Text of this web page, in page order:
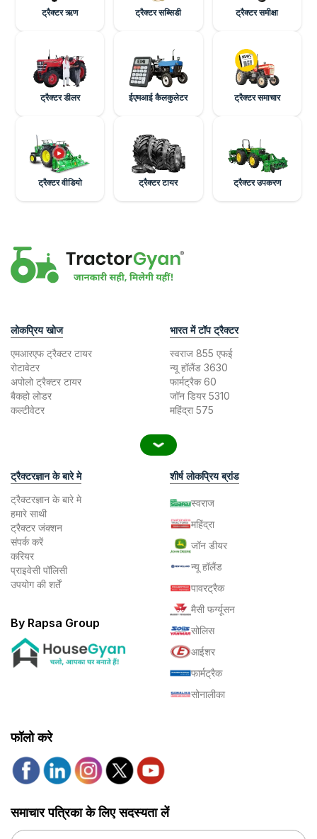
ट्रैक्टर ऋण ट्रैक्टर सब्सिडी ट्रैक्टर समीक्षा
ट्रैक्टर डीलर ईएमआई कैलकुलेटर ट्रैक्टर समाचार
ट्रैक्टर वीडियो ट्रैक्टर टायर ट्रैक्टर उपकरण
लोकप्रिय खोज
एमआरएफ ट्रैक्टर टायर
रोटावेटर
अपोलो ट्रैक्टर टायर
बैकहो लोडर
कल्टीवेटर
भारत में टॉप ट्रैक्टर
स्वराज 855 एफई
न्यू हॉलैंड 3630
फार्मट्रैक 60
जॉन डियर 5310
महिंद्रा 575
ट्रैक्टरज्ञान के बारे मे
ट्रैक्टरज्ञान के बारे मे
हमारे साथी
ट्रैक्टर जंक्शन
संपर्क करें
करियर
प्राइवेसी पॉलिसी
उपयोग की शर्तें
By Rapsa Group
शीर्ष लोकप्रिय ब्रांड
स्वराज
महिंद्रा
जॉन डीयर
न्यू हॉलैंड
पावरट्रैक
मैसी फर्ग्यूसन
सोलिस
आईशर
फार्मट्रैक
सोनालीका
फॉलो करे
समाचार पत्रिका के लिए सदस्यता लें